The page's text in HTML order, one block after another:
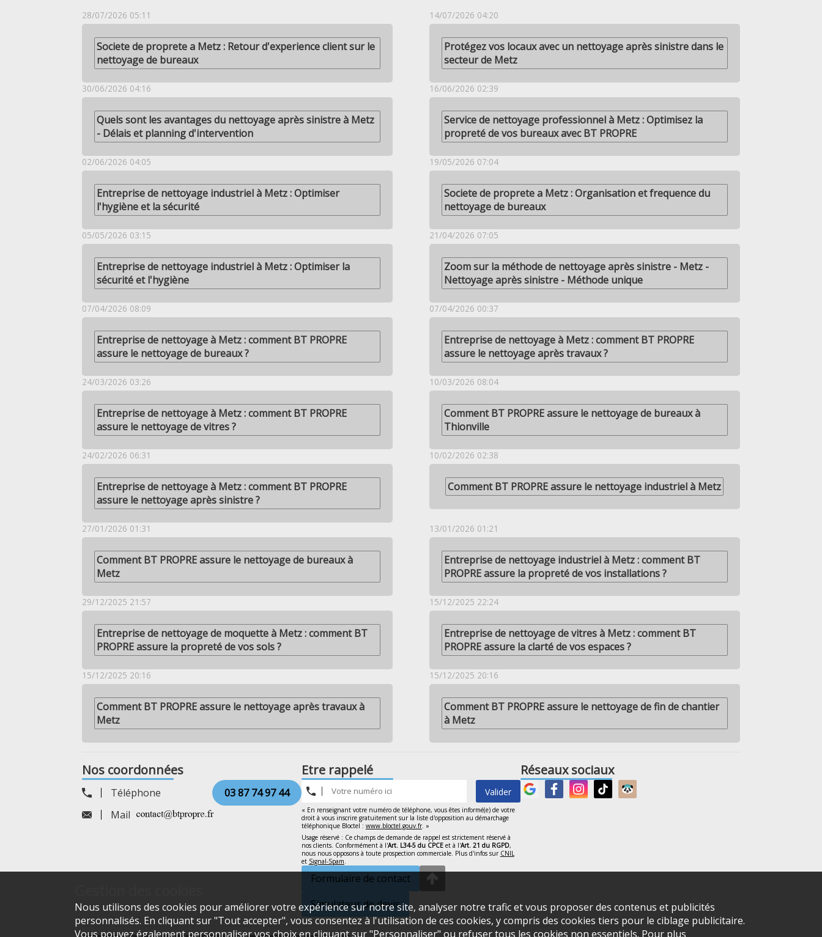
Nous utilisons des cookies pour améliorer votre expérience sur notre site, analyser notre trafic et vous proposer des contenus et publicités
personnalisés. En cliquant sur "Tout accepter", vous consentez à l'utilisation de ces cookies, y compris des cookies tiers pour le ciblage publicitaire.
Vous pouvez également personnaliser vos choix en cliquant sur "Personnaliser" ou refuser tous les cookies non essentiels. Pour plus
28/07/2026 05:11
Societe de proprete a Metz : Retour d'experience client sur le
nettoyage de bureaux
14/07/2026 04:20
Protégez vos locaux avec un nettoyage après sinistre dans le
secteur de Metz
30/06/2026 04:16
Quels sont les avantages du nettoyage après sinistre à Metz
- Délais et planning d'intervention
16/06/2026 02:39
Service de nettoyage professionnel à Metz : Optimisez la
propreté de vos bureaux avec BT PROPRE
02/06/2026 04:05
Entreprise de nettoyage industriel à Metz : Optimiser
l'hygiène et la sécurité
19/05/2026 07:04
Societe de proprete a Metz : Organisation et frequence du
nettoyage de bureaux
05/05/2026 03:15
Entreprise de nettoyage industriel à Metz : Optimiser la
sécurité et l'hygiène
21/04/2026 07:05
Zoom sur la méthode de nettoyage après sinistre - Metz -
Nettoyage après sinistre - Méthode unique
07/04/2026 08:09
Entreprise de nettoyage à Metz : comment BT PROPRE
assure le nettoyage de bureaux ?
07/04/2026 00:37
Entreprise de nettoyage à Metz : comment BT PROPRE
assure le nettoyage après travaux ?
24/03/2026 03:26
Entreprise de nettoyage à Metz : comment BT PROPRE
assure le nettoyage de vitres ?
10/03/2026 08:04
Comment BT PROPRE assure le nettoyage de bureaux à
Thionville
24/02/2026 06:31
Entreprise de nettoyage à Metz : comment BT PROPRE
assure le nettoyage après sinistre ?
10/02/2026 02:38
Comment BT PROPRE assure le nettoyage industriel à Metz
27/01/2026 01:31
Comment BT PROPRE assure le nettoyage de bureaux à
Metz
13/01/2026 01:21
Entreprise de nettoyage industriel à Metz : comment BT
PROPRE assure la propreté de vos installations ?
29/12/2025 21:57
Entreprise de nettoyage de moquette à Metz : comment BT
PROPRE assure la propreté de vos sols ?
15/12/2025 22:24
Entreprise de nettoyage de vitres à Metz : comment BT
PROPRE assure la clarté de vos espaces ?
15/12/2025 20:16
Comment BT PROPRE assure le nettoyage après travaux à
Metz
15/12/2025 20:16
Comment BT PROPRE assure le nettoyage de fin de chantier
à Metz
Nos coordonnées
Téléphone
03 87 74 97 44
Mail
Etre rappelé
Valider
« En renseignant votre numéro de téléphone, vous êtes informé(e) de votre
droit à vous inscrire gratuitement sur la liste d'opposition au démarchage
téléphonique Bloctel : www.bloctel.gouv.fr. »
Usage réservé : Ce champs de demande de rappel est strictement réservé à
nos clients. Conformément à l'Art. L34-5 du CPCEet à l'Art. 21 du RGPD,
nous nous opposons à toute prospection commerciale. Plus d'infos sur CNIL
et Signal-Spam.
Formulaire de contact
Simulateur de devis
Réseaux sociaux